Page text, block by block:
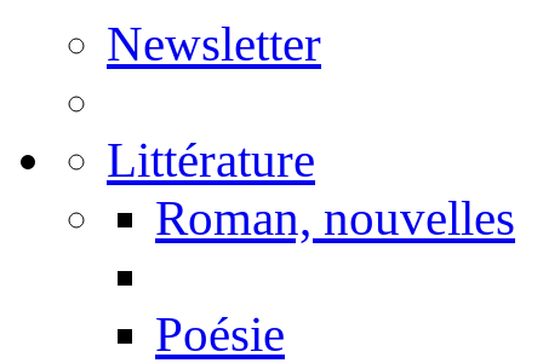
Newsletter
Littérature
Roman, nouvelles
Poésie